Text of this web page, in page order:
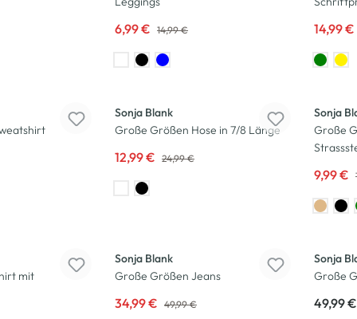
6,99 € 14,99 € 14,99 €
Sonja Blank
Große Größen Hose in 7/8 Länge
12,99 € 24,99 €
Sonja
Große
9,99 €
mit
Sonja Blank
Große Größen Jeans
34,99 € 49,99 €
Sonja
Große
49,99 €